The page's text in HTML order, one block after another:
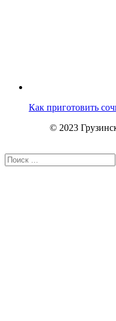
Как приготовить
© 2023